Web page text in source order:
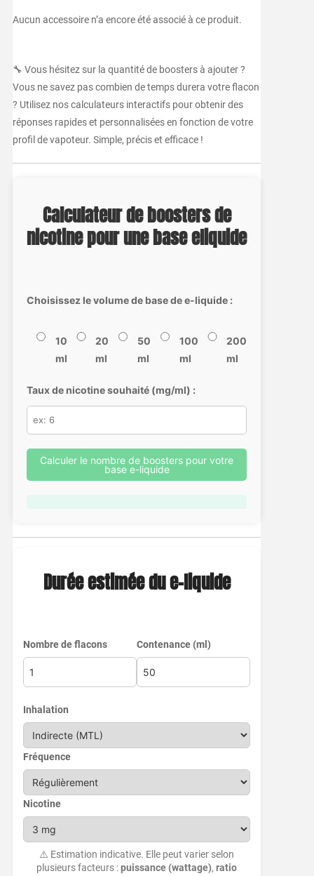
Aucun accessoire n’a encore été associé à ce produit.
🔧 Vous hésitez sur la quantité de boosters à ajouter ?
Vous ne savez pas combien de temps durera votre flacon
? Utilisez nos calculateurs interactifs pour obtenir des
réponses rapides et personnalisées en fonction de votre
profil de vapoteur. Simple, précis et efficace !
Calculateur de boosters de
nicotine pour une base eliquide
Choisissez le volume de base de e-liquide :
10
ml
20
ml
50
ml
100
ml
200
ml
Taux de nicotine souhaité (mg/ml) :
Calculer le nombre de boosters pour votre
base e-liquide
Durée estimée du e-liquide
Nombre de flacons Contenance (ml)
Inhalation
Fréquence
Nicotine
⚠️ Estimation indicative. Elle peut varier selon
plusieurs facteurs :puissance (wattage),ratio